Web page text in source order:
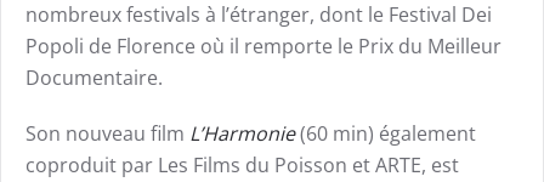
nombreux festivals à l’étranger, dont le Festival Dei
Popoli de Florence où il remporte le Prix du Meilleur
Documentaire.
Son nouveau film L’Harmonie(60 min) également
coproduit par Les Films du Poisson et ARTE, est